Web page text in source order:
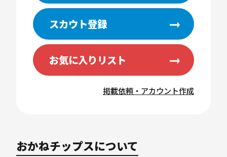
スカウト登録
お気に入りリスト
掲載依頼・アカウント作成
おかねチップスについて